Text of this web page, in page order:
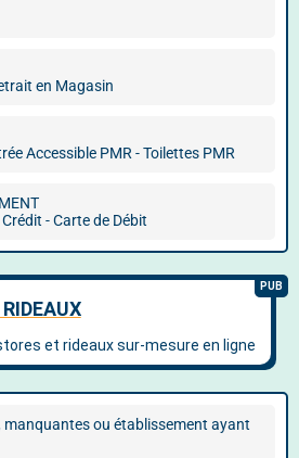
en Magasin
Accessible PMR - Toilettes PMR
- Carte de Débit
ou établissement ayant